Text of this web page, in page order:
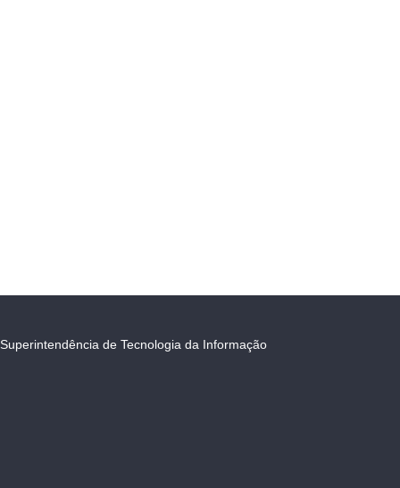
Superintendência de Tecnologia da Informação